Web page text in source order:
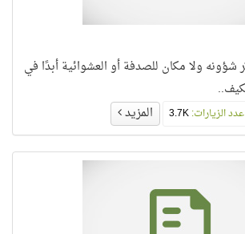
شؤونه ولا مكان للصدفة أو العشوائية أبدًا في
عدد الزيارات: المزيد